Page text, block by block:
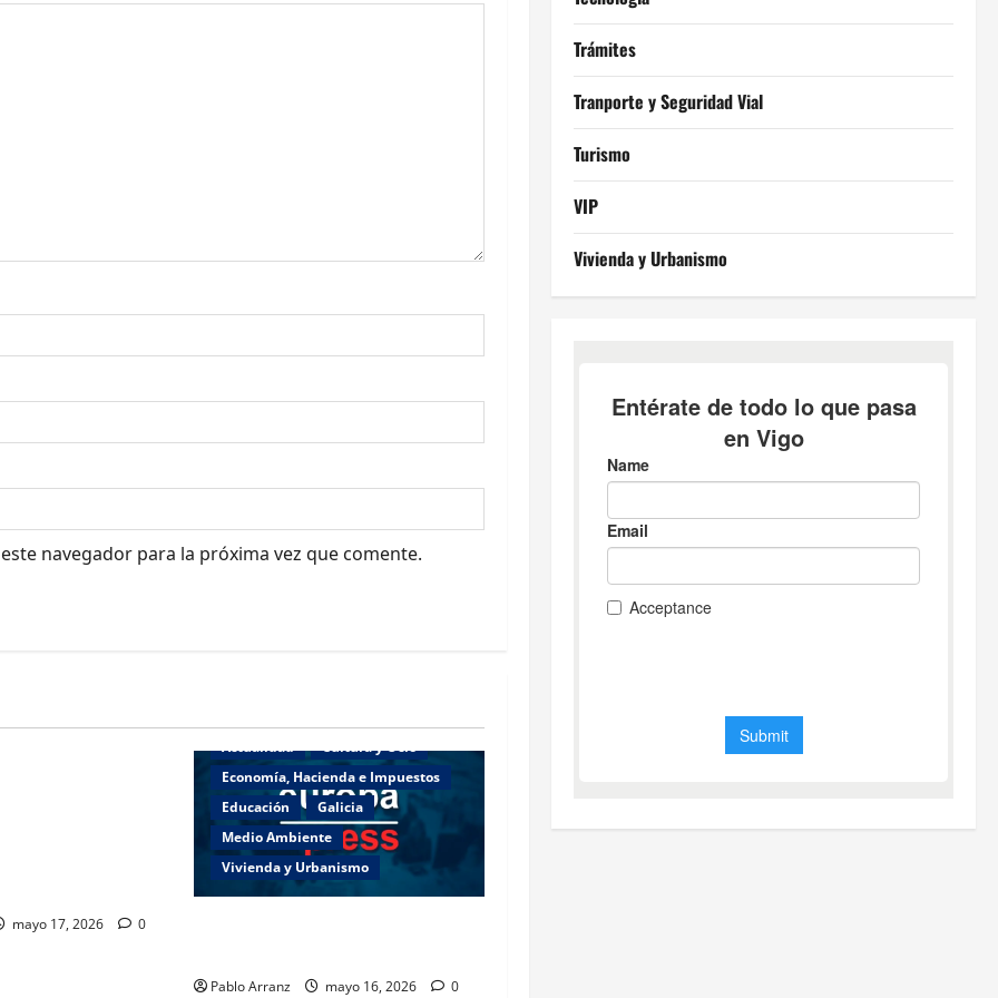
navegador para la próxima vez que comente.
mayo 17, 2026 0
Actualidad
Cultura y Ocio
Economía, Hacienda e Impuestos
Educación
Galicia
Medio Ambiente
Vivienda y Urbanismo
Pablo Arranz mayo 16, 2026 0
Trámites
Tranporte y Seguridad Vial
Turismo
VIP
Vivienda y Urbanismo